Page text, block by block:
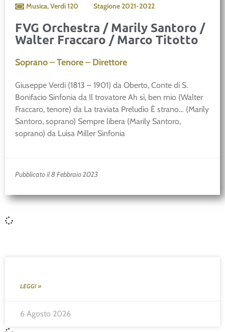
Musica,Verdi 120 Stagione2021-2022
FVG Orchestra / Marily Santoro /
Walter Fraccaro / Marco Titotto
Soprano – Tenore – Direttore
Giuseppe Verdi (1813 – 1901) da Oberto, Conte di S.
Bonifacio Sinfonia da Il trovatore Ah sì, ben mio (Walter
Fraccaro, tenore) da La traviata Preludio È strano… (Marily
Santoro, soprano) Sempre libera (Marily Santoro,
soprano) da Luisa Miller Sinfonia
Pubblicato il 8 Febbraio 2023
LEGGI »
6 Agosto 2026